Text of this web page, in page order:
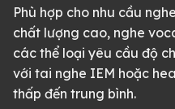
Phù hợp cho nhu cầu
chất lượng cao, nghe
các thể loại yêu cầu độ
với tai nghe IEM hoặc
thấp đến trung bình.